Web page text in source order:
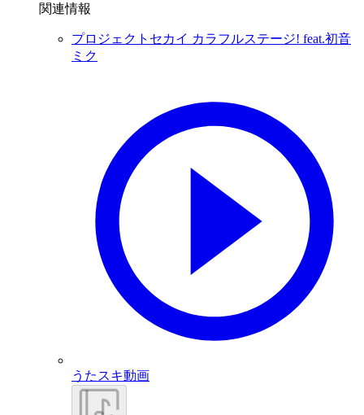
関連情報
プロジェクトセカイ カラフルステージ! feat.初音
ミク
うたスキ動画